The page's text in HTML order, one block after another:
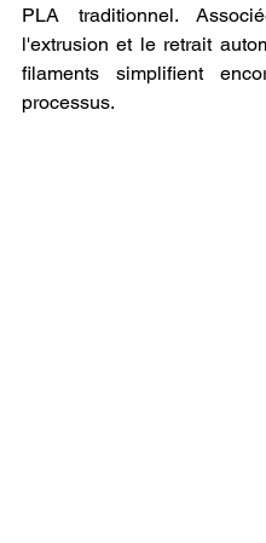
PLA traditionnel.
l'extrusion et le retrait
filaments simplifient
processus.